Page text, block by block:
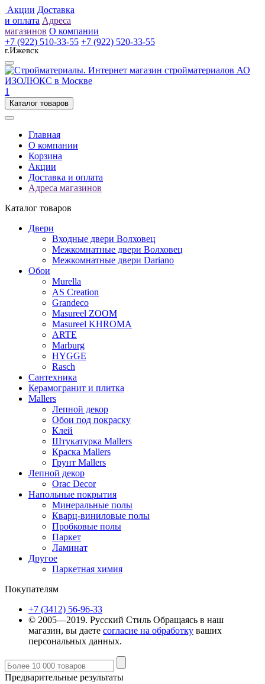
Акции Доставка
и оплата Адреса
магазинов О компании
+7 (922) 510-33-55 +7 (922) 520-33-55
г.Ижевск
1
Каталог товаров
Главная
О компании
Корзина
Акции
Доставка и оплата
Адреса магазинов
Каталог товаров
Двери
Входные двери Волховец
Межкомнатные двери Волховец
Межкомнатные двери Dariano
Обои
Murella
AS Creation
Grandeco
Masureel ZOOM
Masureel KHROMA
ARTE
Marburg
HYGGE
Rasch
Сантехника
Керамогранит и плитка
Mallers
Лепной декор
Обои под покраску
Клей
Штукатурка Mallers
Краска Mallers
Грунт Mallers
Лепной декор
Orac Decor
Напольные покрытия
Минеральные полы
Кварц-виниловые полы
Пробковые полы
Паркет
Ламинат
Другое
Паркетная химия
Покупателям
+7 (3412) 56-96-33
© 2005—2019. Русский Стиль Обращаясь в наш
магазин, вы даете согласие на обработку ваших
персональных данных.
Предварительные результаты